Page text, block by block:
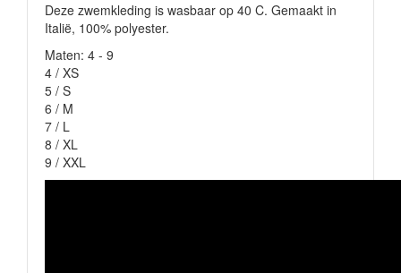
Deze zwemkleding is wasbaar op 40 C. Gemaakt in
Italië, 100% polyester.
Maten: 4 - 9
4 / XS
5 / S
6 / M
7 / L
8 / XL
9 / XXL